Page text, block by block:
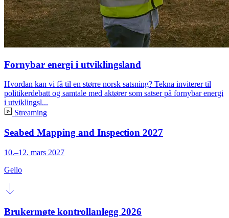
Fornybar energi i utviklingsland
Hvordan kan vi få til en større norsk satsning? Tekna inviterer til
politikerdebatt og samtale med aktører som satser på fornybar energi
i utviklingsl...
Streaming
Seabed Mapping and Inspection 2027
10.–12. mars 2027
Geilo
Brukermøte kontrollanlegg 2026